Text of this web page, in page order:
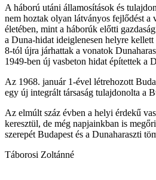
A háború utáni államosítások és
nem hoztak olyan látványos fejlődést a
életében, mint a háborúk előtti
a Duna-hidat ideiglenesen helyre
8-tól újra járhattak a vonatok
1949-ben új vasbeton hidat építettek a
Az 1968. január 1-ével létrehozott
egy új integrált társaság tulajdonolta a
Az elmúlt száz évben a helyi érdekű
keresztül, de még napjainkban is
szerepét Budapest és a Dunaharaszti
Táborosi Zoltánné